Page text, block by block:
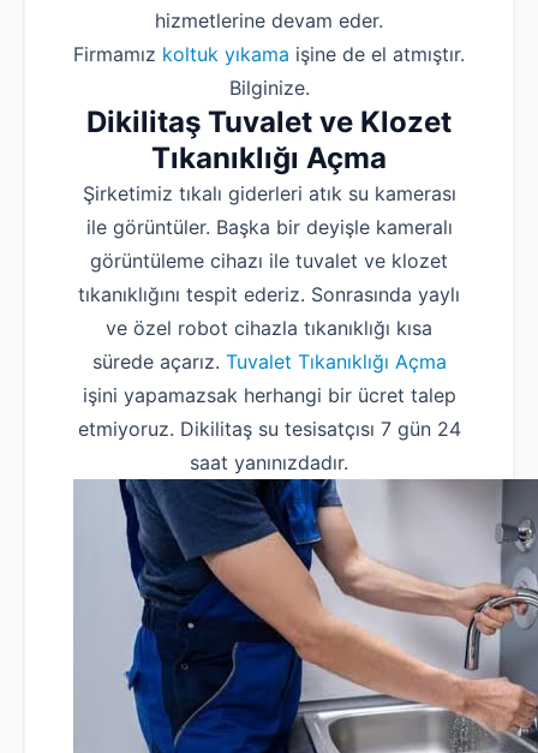
hizmetlerine devam eder.
Firmamız koltuk yıkama işine de el atmıştır.
Bilginize.
Dikilitaş Tuvalet ve Klozet
Tıkanıklığı Açma
Şirketimiz tıkalı giderleri atık su kamerası
ile görüntüler. Başka bir deyişle kameralı
görüntüleme cihazı ile tuvalet ve klozet
tıkanıklığını tespit ederiz. Sonrasında yaylı
ve özel robot cihazla tıkanıklığı kısa
sürede açarız. Tuvalet Tıkanıklığı Açma
işini yapamazsak herhangi bir ücret talep
etmiyoruz. Dikilitaş su tesisatçısı 7 gün 24
saat yanınızdadır.